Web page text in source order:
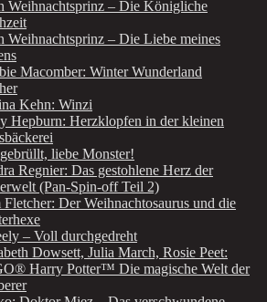
Weihnachtsprinz – Die Königliche
Weihnachtsprinz – Die Liebe meines
Macomber: Winter Wunderland
Kehn: Winzi
Hepburn: Herzklopfen in der kleinen
liebe Monster!
Regnier: Das gestohlene Herz der
(Pan-Spin-off Teil 2)
Fletcher: Der Weihnachtosaurus und die
– Voll durchgedreht
Dowsett, Julia March, Rosie Peet:
Harry Potter™ Die magische Welt der